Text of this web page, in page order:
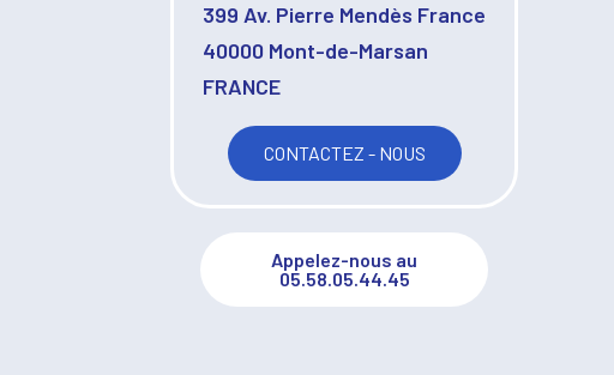
399 Av. Pierre Mendès France
40000 Mont-de-Marsan
FRANCE
CONTACTEZ - NOUS
Appelez-nous au
05.58.05.44.45